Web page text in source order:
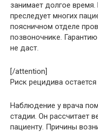
занимает долгое
преследует многих
поясничном отделе
позвоночнике.
не даст.
[/attention]
Риск рецидива
Наблюдение у врача
стадии. Он рассчитает
пациенту. Причины